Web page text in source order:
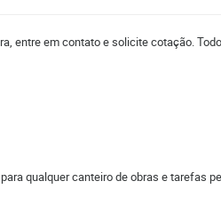
entre em contato e solicite cotação.
qualquer canteiro de obras e tarefas